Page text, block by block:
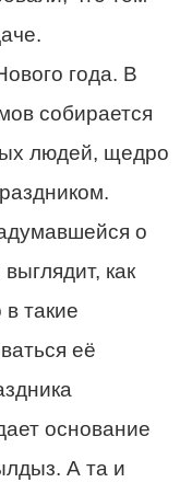
года. В
собирается
людей, щедро
о
как
такие
её
основание
А та и